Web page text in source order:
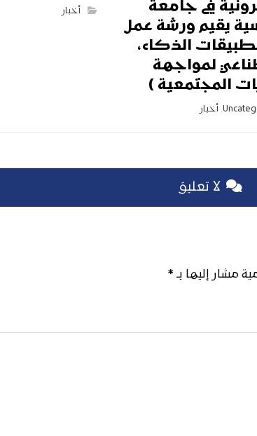
في جامعة
يقيم ورشة عمل
الذكاء،
لمواجهة
المجتمعية )
, أخبار
أخبار
لا تعليق
مشار إليها بـ*